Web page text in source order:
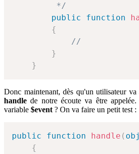
         */
public
function
{
//
}
}
Donc maintenant, dès qu'un utilisateur va
handle de notre écoute va être
variable $event ? On va faire un petit test :
public function handle (
{